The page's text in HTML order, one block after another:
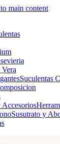
main content
Suculentas
Susutrato y